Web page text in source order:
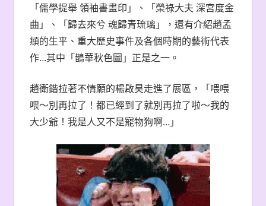
「儒學提舉 領袖書畫印」、「榮祿大夫 深宮度金
曲」、「歸去來兮 魂歸青琉璃」，還有介紹趙孟
頫的生平、重大歷史事件及各個時期的藝術代表
作…其中「鵲華秋色圖」正是之一。
趙衛鍇拉著不情願的楊啟昊走進了展區，「喂喂
喂〜別再拉了！都已經到了就別再拉了啦〜我的
大少爺！我是人又不是寵物狗啊…」